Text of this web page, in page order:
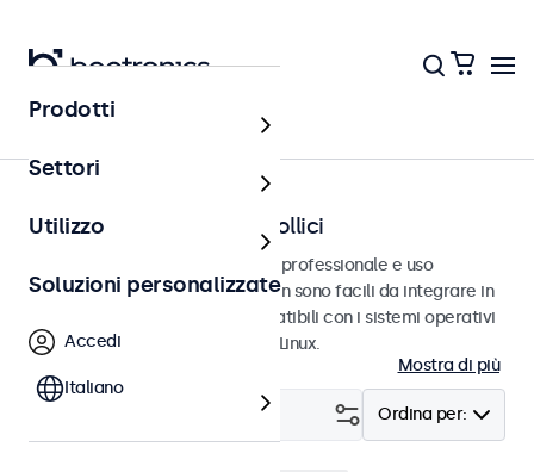
Home
Touchscreen da 7 a 32 pollici
Touchscreen progettati per uso professionale e uso
continuativo. Questi touchscreen sono facili da integrare in
qualsiasi contesto e sono compatibili con i sistemi operativi
Windows, macOS, ChromeOS e Linux.
Mostra di più
Ordina per:
Prodotti
Settori
Utilizzo
Soluzioni personalizzate
Accedi
Italiano